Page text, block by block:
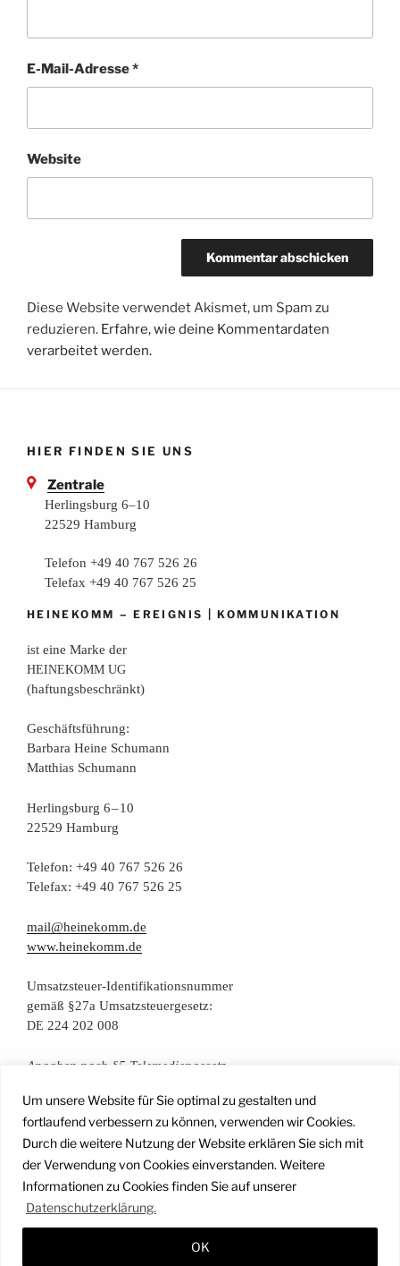
Um unsere Website für Sie optimal zu gestalten und
fortlaufend verbessern zu können, verwenden wir Cookies.
Durch die weitere Nutzung der Website erklären Sie sich mit
der Verwendung von Cookies einverstanden. Weitere
Informationen zu Cookies finden Sie auf unserer
Datenschutzerklärung.
OK
E-Mail-Adresse*
Website
Diese Website verwendet Akismet, um Spam zu
reduzieren. Erfahre, wie deine Kommentardaten
verarbeitet werden.
HIER FINDEN SIE UNS
Zentrale
Herlingsburg 6–10
22529 Hamburg
Telefon +49 40 767 526 26
Telefax +49 40 767 526 25
HEINEKOMM –EREIGNIS |KOMMUNIKATION
ist eine Mar­ke der
HEINEKOMM UG
(haf­tungs­be­schränkt)
Geschäfts­füh­rung:
Bar­ba­ra Hei­ne Schumann
Mat­thi­as Schumann
Her­lings­burg 6 – 10
22529 Hamburg
Tele­fon: +49 40 767 526 26
Tele­fax: +49 40 767 526 25
mail@heinekomm.de
www.heinekomm.de
Umsatz­steu­er-Iden­ti­fi­ka­ti­ons­num­mer
gemäß §27a Umsatzsteuergesetz:
DE 224 202 008
Anga­ben nach §5 Telemediengesetz
Daten­schutz­er­klä­rung
FacebookInstagramYouTubeMail